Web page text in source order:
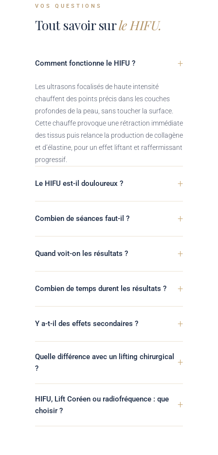
VOS QUESTIONS
Tout savoir surle HIFU.
Comment fonctionne le HIFU ? +
Les ultrasons focalisés de haute intensité
chauffent des points précis dans les couches
profondes de la peau, sans toucher la surface.
Cette chauffe provoque une rétraction immédiate
des tissus puis relance la production de collagène
et d’élastine, pour un effet liftant et raffermissant
progressif.
Le HIFU est-il douloureux ? +
Combien de séances faut-il ? +
Quand voit-on les résultats ? +
Combien de temps durent les résultats ? +
Y a-t-il des effets secondaires ? +
Quelle différence avec un lifting chirurgical
?
+
HIFU, Lift Coréen ou radiofréquence : que
choisir ?
+